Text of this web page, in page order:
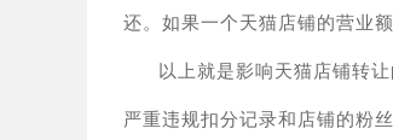
还。如果一个天猫店铺的营
以上 就是影响天猫店铺转让
严重违规扣分记录和店铺的粉